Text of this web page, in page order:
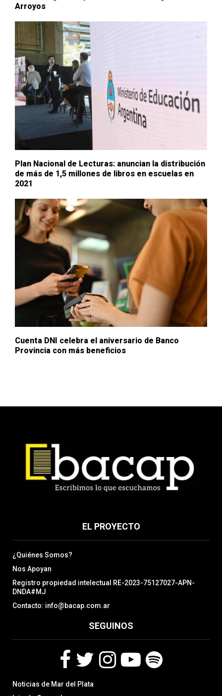
Arroyos
Plan Nacional de Lecturas: anuncian la distribución
de más de 1,5 millones de libros en escuelas en
2021
Cuenta DNI celebra el aniversario de Banco
Provincia con más beneficios
EL PROYECTO
¿Quiénes Somos?
Nos Apoyan
Registro propiedad intelectual RE-2023-75127027-APN-
DNDA#MJ
Contacto: info@bacap.com.ar
SEGUINOS
a
w
Noticias de Mar del Plata